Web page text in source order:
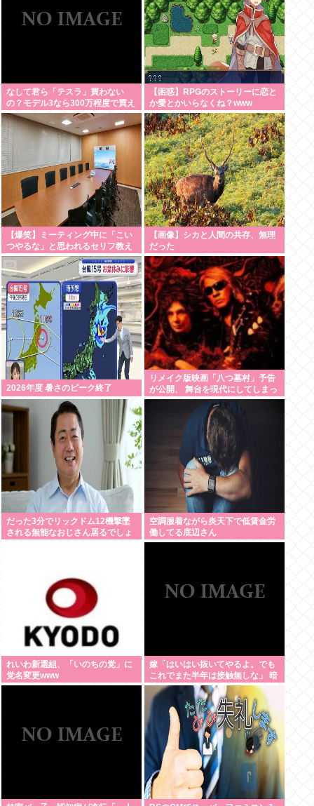
なして君ら「テスラ」買わない
の？モデル3なら300万程度で買え
る.コスパ最強車がここにあるのに
【困惑】RPGのストーリーに恋と
か愛とかいらなくね？www
【爆笑】ミーティング中に「こい
つやるな」と思われるセリフ教え
てください！www
【画像】シカと人間の共存、無理
だった
2026年度 暑さのピーク終了
リメイク版映画「八つ墓村」予告
が公開、 舞台を現代にしてしまっ
てかなりダメダ 監督は清水崇
だった3分でリックドム12機撃墜
される無能なおじさん居るでしょ
空調服着ながら炎天下で低賃金労
働してる底辺さん
れいわ新選組、「いのちの党」に
党名変更www
嫁「はいはい抜いてやるよ。でも
これでまた半年は接触無しな」 暗
黙のこれツラ過ぎるだろ